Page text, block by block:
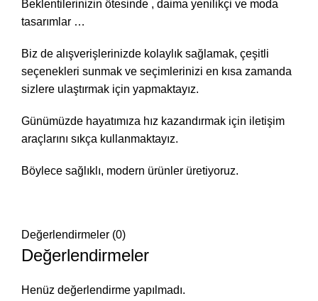
Beklentilerinizin ötesinde , daima yenilikçi ve moda
tasarımlar …
Biz de alışverişlerinizde kolaylık sağlamak, çeşitli
seçenekleri sunmak ve seçimlerinizi en kısa zamanda
sizlere ulaştırmak için yapmaktayız.
Günümüzde hayatımıza hız kazandırmak için iletişim
araçlarını sıkça kullanmaktayız.
Böylece sağlıklı, modern ürünler üretiyoruz.
Değerlendirmeler (0)
Değerlendirmeler
Henüz değerlendirme yapılmadı.